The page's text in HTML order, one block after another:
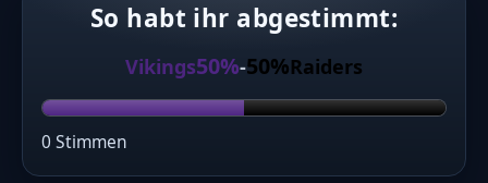
So habt ihr abgestimmt:
Vikings50%-50%Raiders
0 Stimmen